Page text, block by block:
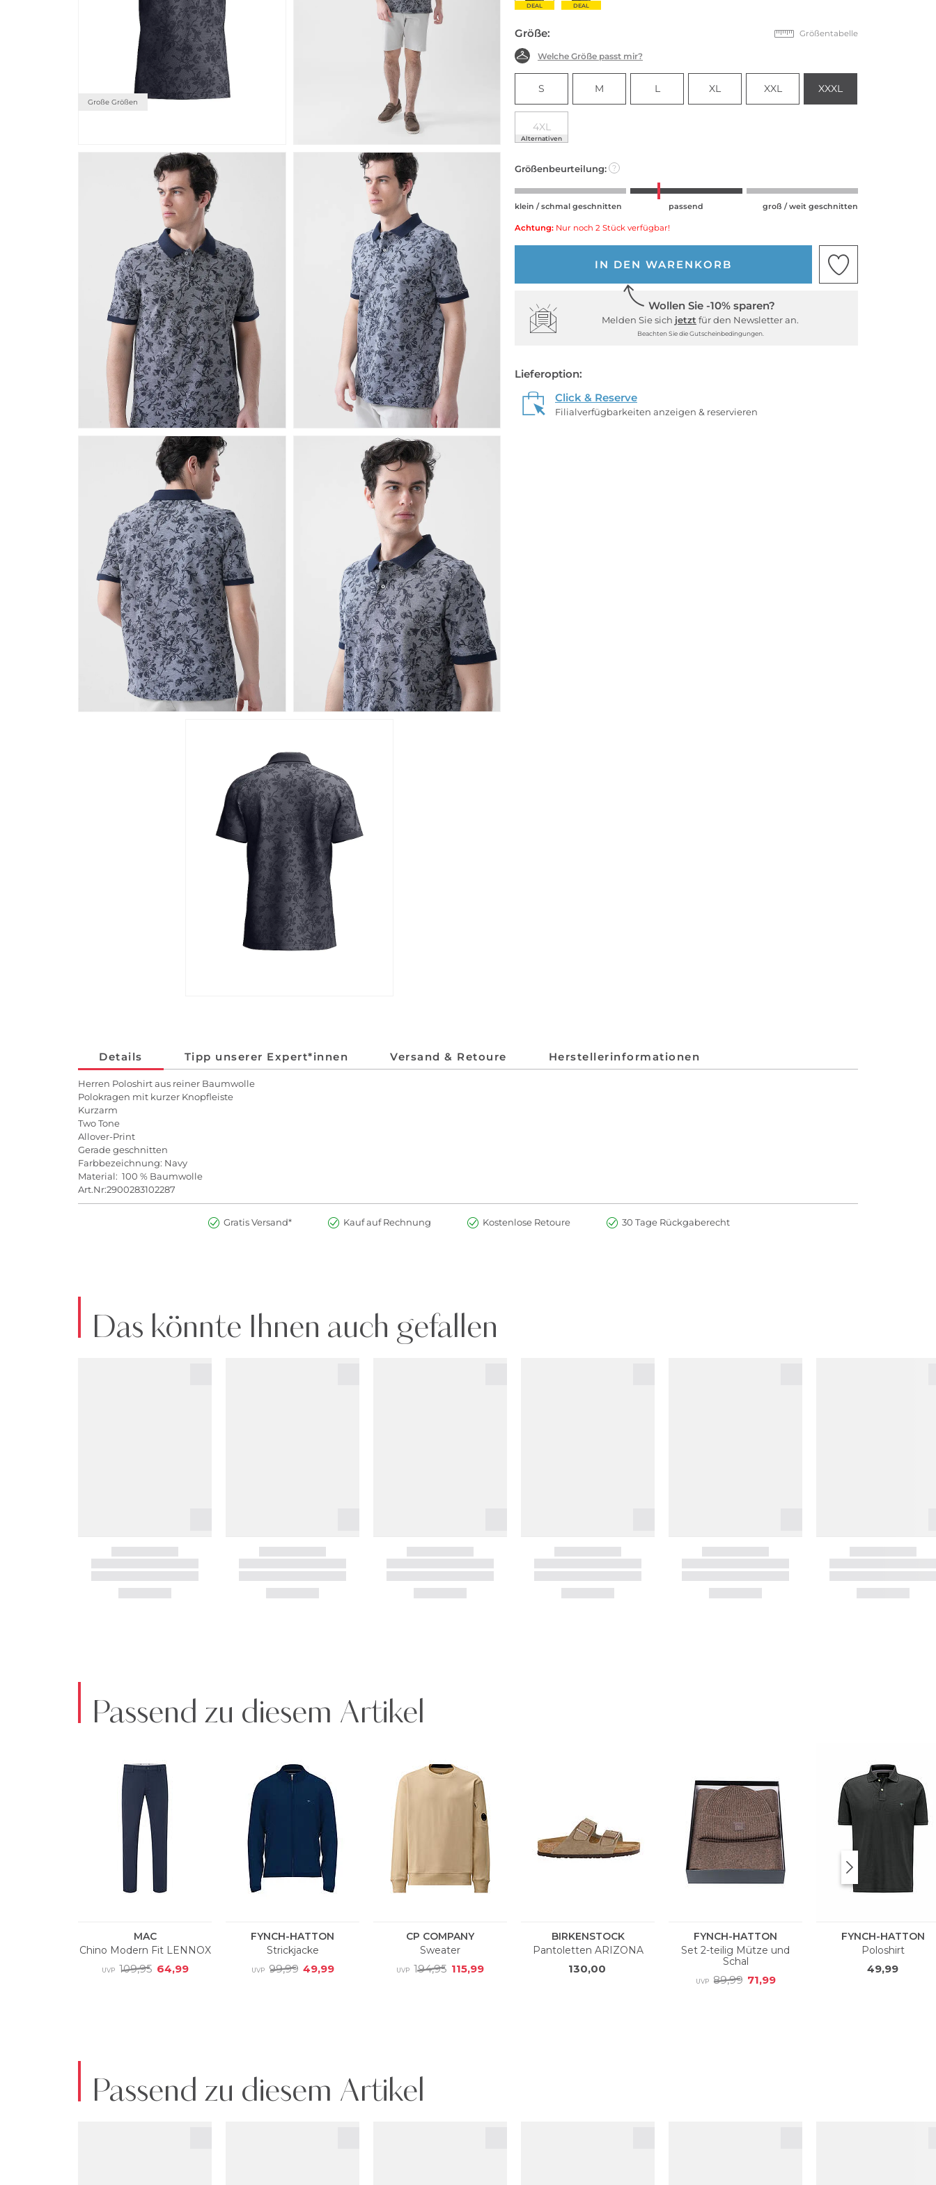
Große Größen
DEAL DEAL
Größe: Größentabelle
Welche Größe passt mir?
S M L XL XXL XXXL
4XL
Alternativen
Größenbeurteilung: ?
klein / schmal geschnitten passend groß / weit geschnitten
Achtung: Nur noch 2 Stück verfügbar!
IN DEN WARENKORB
Wollen Sie -10% sparen?
Melden Sie sich jetzt für den Newsletter an.
Beachten Sie die Gutscheinbedingungen.
Lieferoption:
Click & Reserve
Filialverfügbarkeiten anzeigen & reservieren
Details Tipp unserer Expert*innen Versand & Retoure Herstellerinformationen
Herren Poloshirt aus reiner Baumwolle
Polokragen mit kurzer Knopfleiste
Kurzarm
Two Tone
Allover-Print
Gerade geschnitten
Farbbezeichnung: Navy
Material: 100 % Baumwolle
Art.Nr:2900283102287
Gratis Versand* Kauf auf Rechnung Kostenlose Retoure 30 Tage Rückgaberecht
Das könnte Ihnen auch gefallen
Passend zu diesem Artikel
Passend zu diesem Artikel